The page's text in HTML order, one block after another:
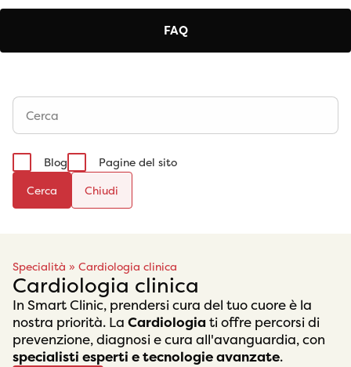
FAQ
Blog
Pagine del sito
Cerca
Specialità » Cardiologia clinica
Cardiologia clinica
In Smart Clinic, prendersi cura del tuo cuore è la
nostra priorità. La Cardiologia ti offre percorsi di
prevenzione, diagnosi e cura all'avanguardia, con
specialisti esperti e tecnologie avanzate.